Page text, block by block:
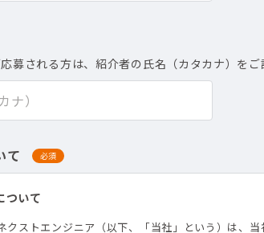
募される方は、紹介者の氏名（カタカナ）をご
て 必須
ついて
クストエンジニア（以下、「当社」という）は、